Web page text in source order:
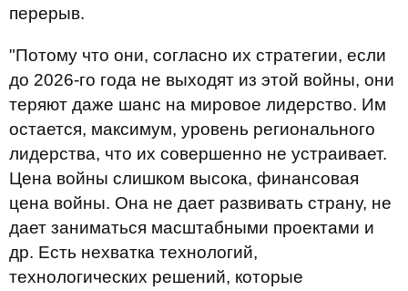
перерыв.
"Потому что они, согласно их стратегии, если
до 2026-го года не выходят из этой войны, они
теряют даже шанс на мировое лидерство. Им
остается, максимум, уровень регионального
лидерства, что их совершенно не устраивает.
Цена войны слишком высока, финансовая
цена войны. Она не дает развивать страну, не
дает заниматься масштабными проектами и
др. Есть нехватка технологий,
технологических решений, которые